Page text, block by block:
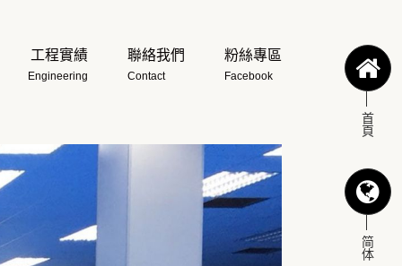
首頁
简体
工程實績
Engineering
聯絡我們
Contact
粉絲專區
Facebook